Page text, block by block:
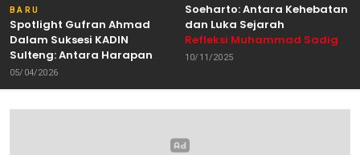
BARU
Spotlight Gufran Ahmad
Dalam Suksesi KADIN
Sulteng: Antara Harapan
dan Kebutuhan Perubahan
05/04/2026
Soeharto: Antara Kehebatan
dan Luka Sejarah
Refleksi Muhammad Sadig
Alhabsyie, Akademisi UIN
10/11/2025